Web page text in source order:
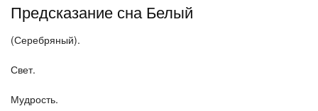
Предсказание сна Белый
(Серебряный).
Свет.
Мудрость.